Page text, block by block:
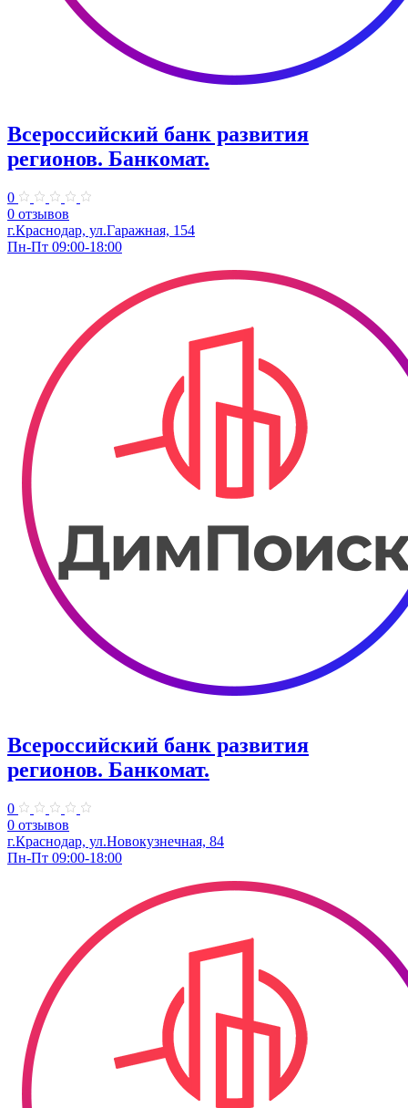
Всероссийский банк развития
регионов. Банкомат.
0
0 отзывов
г.Краснодар, ул.​Гаражная, 154
Пн-Пт 09:00-18:00
Всероссийский банк развития
регионов. Банкомат.
0
0 отзывов
г.Краснодар, ул.Новокузнечная, 84
Пн-Пт 09:00-18:00